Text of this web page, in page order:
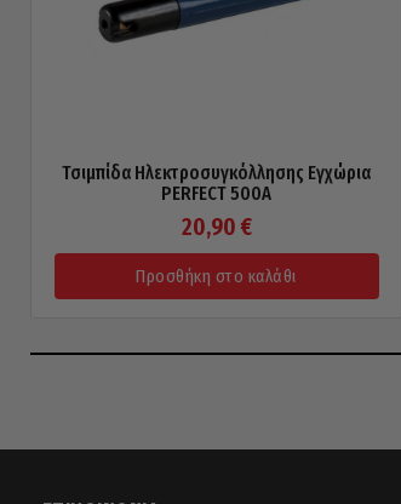
Τσιμπίδα Ηλεκτροσυγκόλλησης Εγχώρια
PERFECT 500A
20,90 €
Προσθήκη στο καλάθι